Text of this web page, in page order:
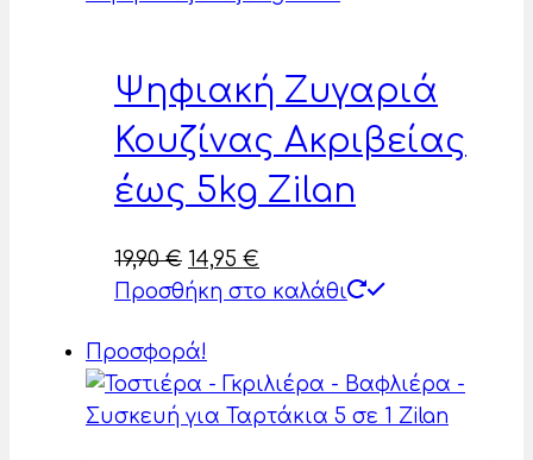
Ψηφιακή Ζυγαριά
Κουζίνας Ακριβείας
έως 5kg Zilan
19,90€ Original
price
19,90 €.
14,95 €
τρέχουσα
14,95 €.
Προσθήκη στο καλάθι
Προσφορά!